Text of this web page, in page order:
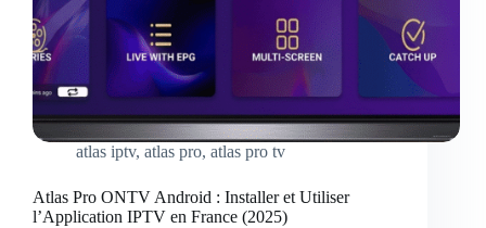
atlas iptv, atlas pro, atlas pro tv
Atlas Pro ONTV Android : Installer et Utiliser
l’Application IPTV en France (2025)